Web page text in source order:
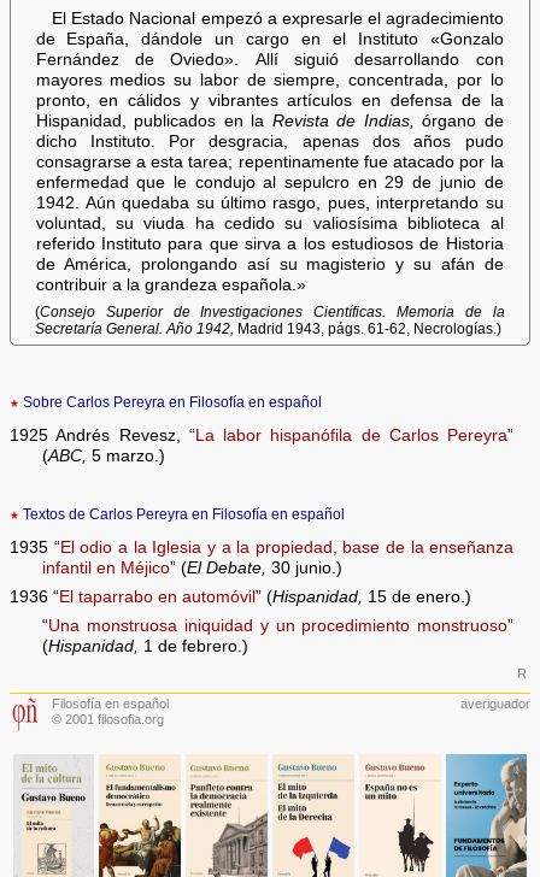
El Estado Nacional empezó a expresarle el agradecimiento
de España, dándole un cargo en el Instituto «Gonzalo
Fernández de Oviedo». Allí siguió desarrollando con
mayores medios su labor de siempre, concentrada, por lo
pronto, en cálidos y vibrantes artículos en defensa de la
Hispanidad, publicados en la Revista de Indias,
órgano de
dicho Instituto. Por desgracia, apenas dos años pudo
consagrarse a esta tarea; repentinamente fue atacado por la
enfermedad que le condujo al sepulcro en 29 de junio de
1942. Aún quedaba su último rasgo, pues, interpretando su
voluntad, su viuda ha cedido su valiosísima biblioteca al
referido Instituto para que sirva a los estudiosos de Historia
de América, prolongando así su magisterio y su afán de
contribuir a la grandeza española.»
(Consejo Superior de Investigaciones Científicas. Memoria de la
Secretaría General. Año 1942, Madrid 1943, págs. 61-62, Necrologías.)
★ Sobre Carlos Pereyra en Filosofía en español
1925 Andrés Revesz, “La labor hispanófila de Carlos Pereyra”
(ABC, 5 marzo.)
★ Textos de Carlos Pereyra en Filosofía en español
1935 “El odio a la Iglesia y a la propiedad, base de la enseñanza
infantil en Méjico” (El Debate, 30 junio.)
1936 “El taparrabo en automóvil” (Hispanidad, 15 de enero.)
“Una monstruosa iniquidad y un procedimiento monstruoso”
(Hispanidad, 1 de febrero.)
R
Filosofía en español
© 2001 filosofia.org
averiguador